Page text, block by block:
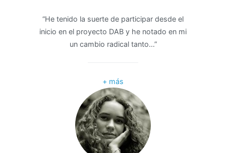
“He tenido la suerte de participar desde el
inicio en el proyecto DAB y he notado en mi
un cambio radical tanto…”
+ más